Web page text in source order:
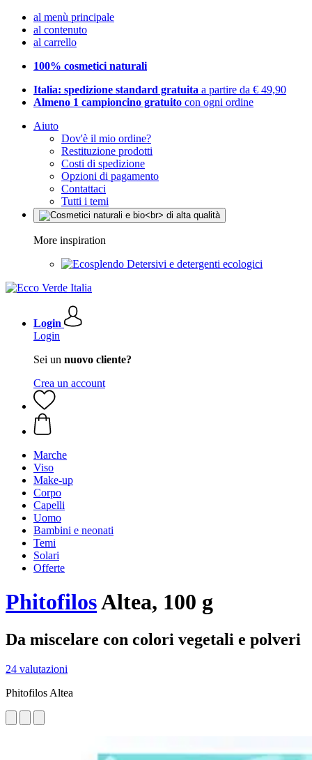
al menù principale
al contenuto
al carrello
100% cosmetici naturali
Italia: spedizione standard gratuita a partire da € 49,90
Almeno 1 campioncino gratuito con ogni ordine
Aiuto
Dov'è il mio ordine?
Restituzione prodotti
Costi di spedizione
Opzioni di pagamento
Contattaci
Tutti i temi
More inspiration
Detersivi e detergenti ecologici
Login
Login
Sei un nuovo cliente?
Crea un account
Marche
Viso
Make-up
Corpo
Capelli
Uomo
Bambini e neonati
Temi
Solari
Offerte
PhitofilosAltea, 100 g
Da miscelare con colori vegetali e polveri
24 valutazioni
Phitofilos Altea